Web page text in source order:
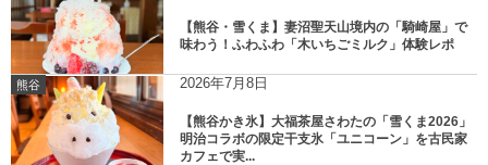
【熊谷・雪くま】妻沼聖天山境内の「騎崎屋」で
味わう！ふわふわ「木いちごミルク」体験レポ
熊谷 2026年7月8日
【熊谷かき氷】大福茶屋さわたの「雪くま2026」
明治コラボの限定干支氷「ユニコーン」を古民家
カフェで実...